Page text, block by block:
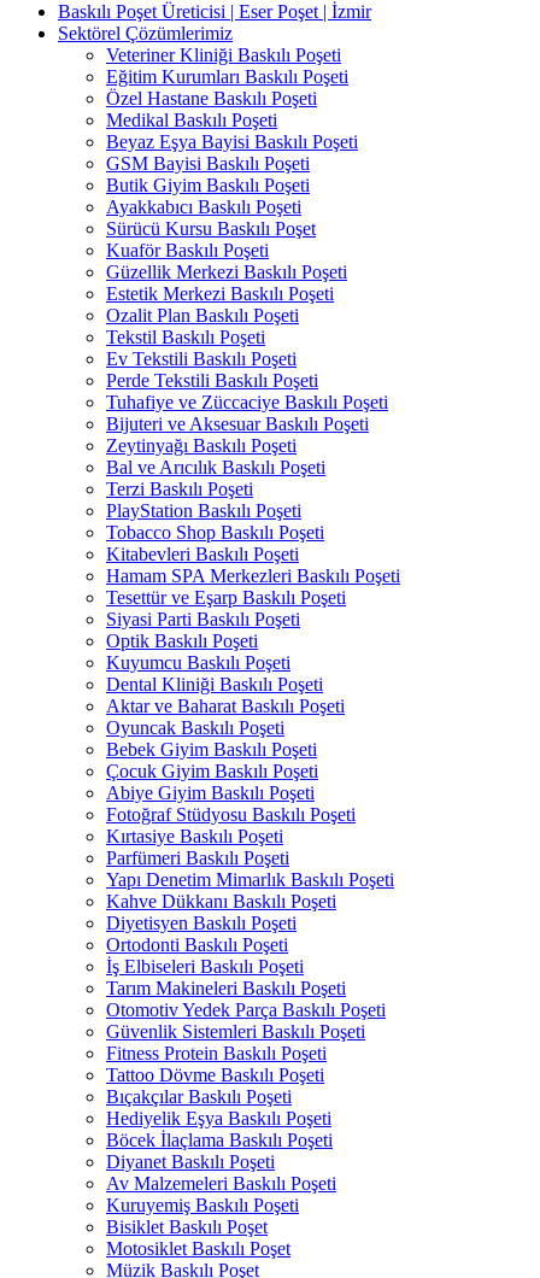
Baskılı Poşet Üreticisi | Eser Poşet | İzmir
Sektörel Çözümlerimiz
Veteriner Kliniği Baskılı Poşeti
Eğitim Kurumları Baskılı Poşeti
Özel Hastane Baskılı Poşeti
Medikal Baskılı Poşeti
Beyaz Eşya Bayisi Baskılı Poşeti
GSM Bayisi Baskılı Poşeti
Butik Giyim Baskılı Poşeti
Ayakkabıcı Baskılı Poşeti
Sürücü Kursu Baskılı Poşet
Kuaför Baskılı Poşeti
Güzellik Merkezi Baskılı Poşeti
Estetik Merkezi Baskılı Poşeti
Ozalit Plan Baskılı Poşeti
Tekstil Baskılı Poşeti
Ev Tekstili Baskılı Poşeti
Perde Tekstili Baskılı Poşeti
Tuhafiye ve Züccaciye Baskılı Poşeti
Bijuteri ve Aksesuar Baskılı Poşeti
Zeytinyağı Baskılı Poşeti
Bal ve Arıcılık Baskılı Poşeti
Terzi Baskılı Poşeti
PlayStation Baskılı Poşeti
Tobacco Shop Baskılı Poşeti
Kitabevleri Baskılı Poşeti
Hamam SPA Merkezleri Baskılı Poşeti
Tesettür ve Eşarp Baskılı Poşeti
Siyasi Parti Baskılı Poşeti
Optik Baskılı Poşeti
Kuyumcu Baskılı Poşeti
Dental Kliniği Baskılı Poşeti
Aktar ve Baharat Baskılı Poşeti
Oyuncak Baskılı Poşeti
Bebek Giyim Baskılı Poşeti
Çocuk Giyim Baskılı Poşeti
Abiye Giyim Baskılı Poşeti
Fotoğraf Stüdyosu Baskılı Poşeti
Kırtasiye Baskılı Poşeti
Parfümeri Baskılı Poşeti
Yapı Denetim Mimarlık Baskılı Poşeti
Kahve Dükkanı Baskılı Poşeti
Diyetisyen Baskılı Poşeti
Ortodonti Baskılı Poşeti
İş Elbiseleri Baskılı Poşeti
Tarım Makineleri Baskılı Poşeti
Otomotiv Yedek Parça Baskılı Poşeti
Güvenlik Sistemleri Baskılı Poşeti
Fitness Protein Baskılı Poşeti
Tattoo Dövme Baskılı Poşeti
Bıçakçılar Baskılı Poşeti
Hediyelik Eşya Baskılı Poşeti
Böcek İlaçlama Baskılı Poşeti
Diyanet Baskılı Poşeti
Av Malzemeleri Baskılı Poşeti
Kuruyemiş Baskılı Poşeti
Bisiklet Baskılı Poşet
Motosiklet Baskılı Poşet
Müzik Baskılı Poşet